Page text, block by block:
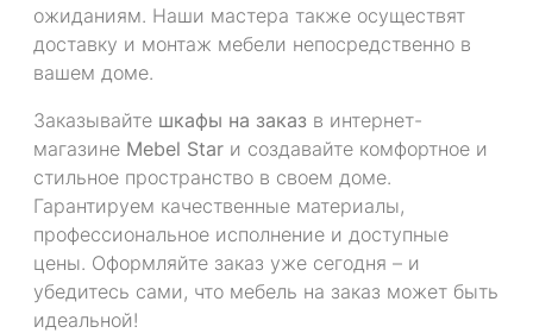
ожиданиям. Наши мастера также осуществят
доставку и монтаж мебели непосредственно в
вашем доме.
Заказывайте шкафы на заказ в интернет-
магазине Mebel Star и создавайте комфортное и
стильное пространство в своем доме.
Гарантируем качественные материалы,
профессиональное исполнение и доступные
цены. Оформляйте заказ уже сегодня – и
убедитесь сами, что мебель на заказ может быть
идеальной!